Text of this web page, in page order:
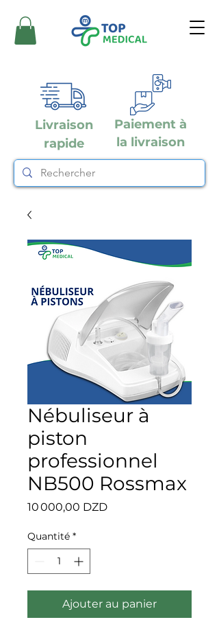
Livraison
rapide
Paiement à
la livraison
Nébuliseur à
piston
professionnel
NB500 Rossmax
10 000,00 DZDPrix
Quantité *
Ajouter au panier